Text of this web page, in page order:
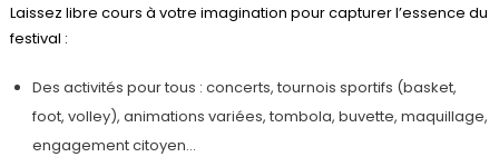
Laissez libre cours à votre imagination pour capturer l’essence du
festival :
Des activités pour tous : concerts, tournois sportifs (basket,
foot, volley), animations variées, tombola, buvette, maquillage,
engagement citoyen…